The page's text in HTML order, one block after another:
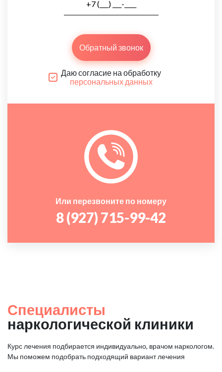
Обратный звонок
Даю согласие на обработку
персональных данных
Или перезвоните по номеру
8 (927) 715-99-42
Специалисты
наркологической клиники
Курс лечения подбирается индивидуально, врачом наркологом.
Мы поможем подобрать подходящий вариант лечения